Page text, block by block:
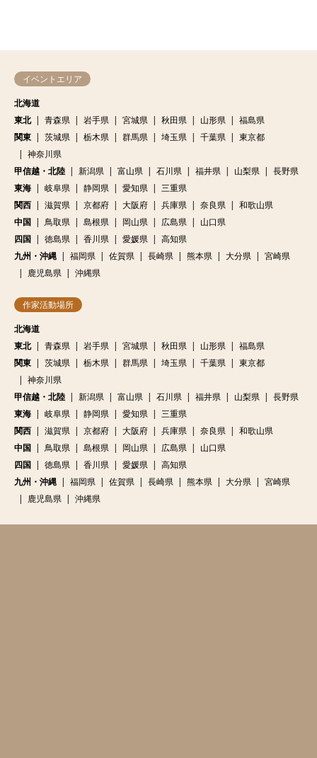
イベントエリア
北海道
東北
青森県 岩手県 宮城県 秋田県 山形県
福島県
関東
茨城県 栃木県 群馬県 埼玉県 千葉県
東京都
神奈川県
甲信越・北陸
新潟県 富山県 石川県 福井県 山梨県
長野県
東海
岐阜県 静岡県 愛知県
三重県
関西
滋賀県 京都府 大阪府 兵庫県 奈良県
和歌山県
中国
鳥取県 島根県 岡山県 広島県
山口県
四国
徳島県 香川県 愛媛県
高知県
九州・沖縄
福岡県 佐賀県 長崎県 熊本県 大分県
宮崎県
鹿児島県
沖縄県
作家活動場所
北海道
東北
青森県 岩手県 宮城県 秋田県 山形県
福島県
関東
茨城県 栃木県 群馬県 埼玉県 千葉県
東京都
神奈川県
甲信越・北陸
新潟県 富山県 石川県 福井県 山梨県
長野県
東海
岐阜県 静岡県 愛知県
三重県
関西
滋賀県 京都府 大阪府 兵庫県 奈良県
和歌山県
中国
鳥取県 島根県 岡山県 広島県
山口県
四国
徳島県 香川県 愛媛県
高知県
九州・沖縄
福岡県 佐賀県 長崎県 熊本県 大分県
宮崎県
鹿児島県
沖縄県